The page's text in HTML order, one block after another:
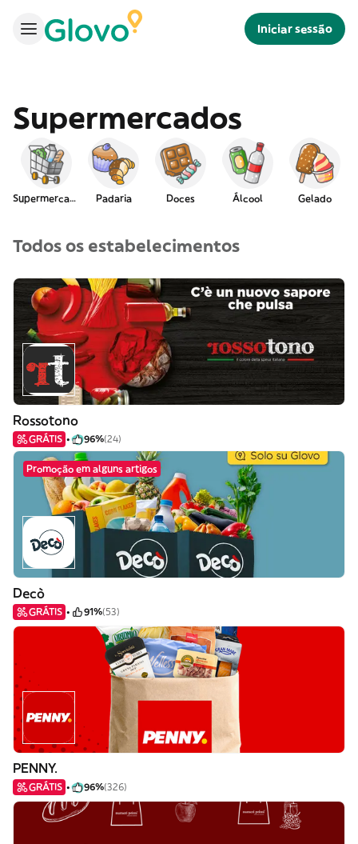
Iniciar sessão
Supermercados
Supermercado Padaria Doces Álcool Gelado
Todos os estabelecimentos
Rossotono
GRÁTIS 96%(24)
Promoção em alguns artigos
Decò
GRÁTIS 91%(53)
PENNY.
GRÁTIS 96%(326)